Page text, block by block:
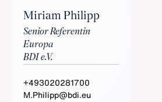
Miriam Philipp
Senior Referentin
Europa
BDI e.V.
+493020281700
M.Philipp@bdi.eu